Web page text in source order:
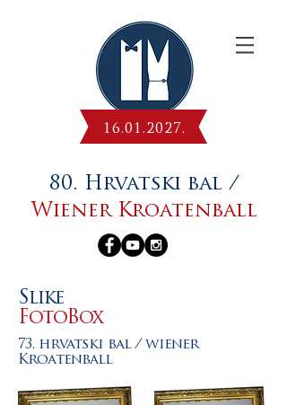
16.01.2027.
80. Hrvatski bal /
Wiener Kroatenball
Slike
FotoBox
73. hrvatski bal / wiener
Kroatenball